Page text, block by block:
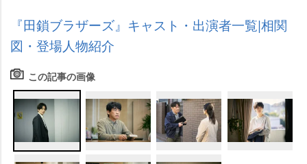
『田鎖ブラザーズ』キャスト・出演者一覧|相関
図・登場人物紹介
この記事の画像